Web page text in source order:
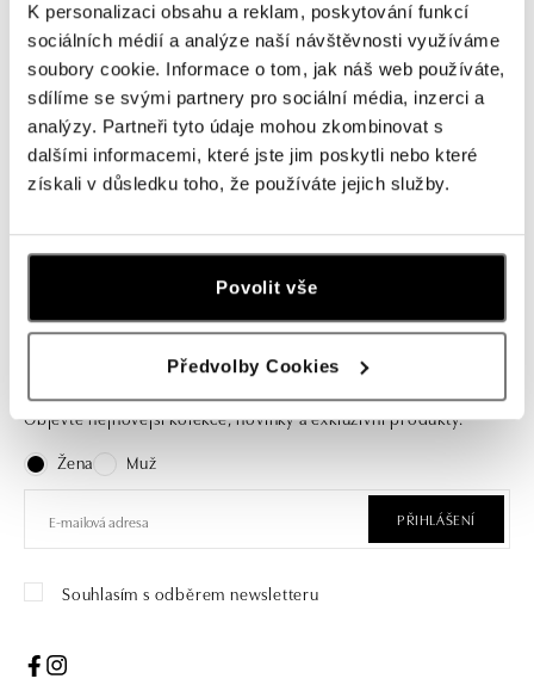
K personalizaci obsahu a reklam, poskytování funkcí
sociálních médií a analýze naší návštěvnosti využíváme
soubory cookie. Informace o tom, jak náš web používáte,
sdílíme se svými partnery pro sociální média, inzerci a
analýzy. Partneři tyto údaje mohou zkombinovat s
dalšími informacemi, které jste jim poskytli nebo které
získali v důsledku toho, že používáte jejich služby.
Povolit vše
Předvolby Cookies
ALO
Náušnice s diamanty a malachitem
Pure Pearl
Přihlaste se k odběru newsletteru
Objevte nejnovější kolekce, novinky a exkluzivní produkty.
Žena
Muž
PŘIHLÁŠENÍ
Souhlasím s odběrem newsletteru